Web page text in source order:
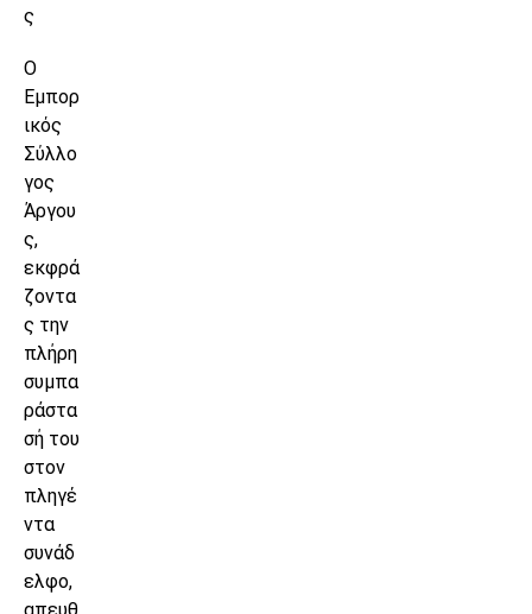
ς
Ο
Εμπορ
ικός
Σύλλο
γος
Άργου
ς,
εκφρά
ζοντα
ς την
πλήρη
συμπα
ράστα
σή του
στον
πληγέ
ντα
συνάδ
ελφο,